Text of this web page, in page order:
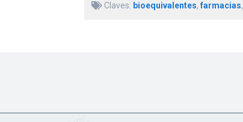
Claves: bioequivalentes,farmacias,